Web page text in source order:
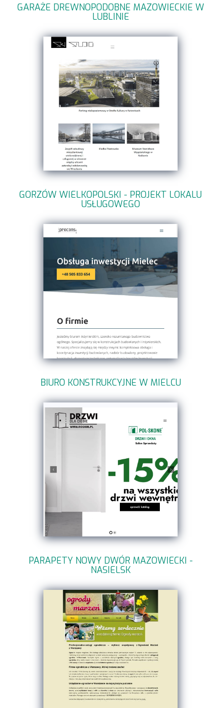
GARAŻE DREWNOPODOBNE MAZOWIECKIE W
LUBLINIE
GORZÓW WIELKOPOLSKI - PROJEKT LOKALU
USŁUGOWEGO
BIURO KONSTRUKCYJNE W MIELCU
PARAPETY NOWY DWÓR MAZOWIECKI -
NASIELSK